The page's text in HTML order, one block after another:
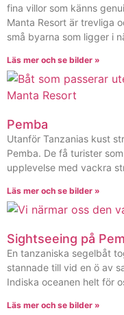
fina villor som känns
Manta Resort är trevliga
små byarna som ligger i
Läs mer och se bilder »
Pemba
Utanför Tanzanias kust
Pemba. De få turister
upplevelse med vackra
Läs mer och se bilder »
Sightseeing på
En tanzaniska segelbåt
stannade till vid en ö av
Indiska oceanen helt för
Läs mer och se bilder »